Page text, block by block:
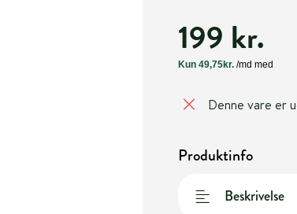
199 kr.
Denne vare er
Produktinfo
Beskrivelse